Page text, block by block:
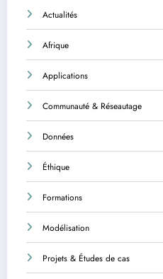
Actualités
Afrique
Applications
Communauté & Réseautage
Données
Éthique
Formations
Modélisation
Projets & Études de cas